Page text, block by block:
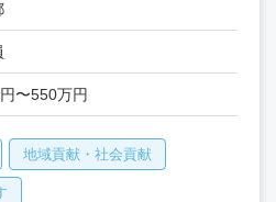
〜550万円
地域貢献・社会貢献